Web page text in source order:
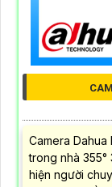
Camera
trong nhà 355°
hiện người